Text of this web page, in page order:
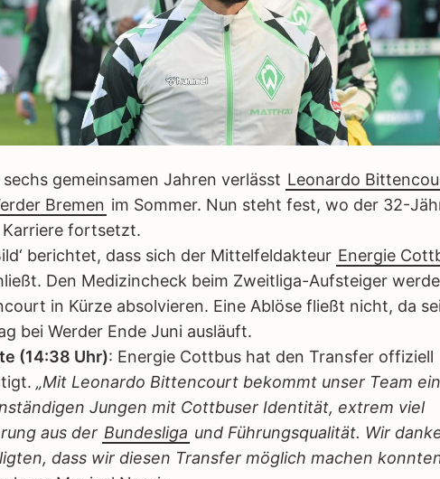
gemeinsamen Jahren verlässt Leonardo
Bremen im Sommer. Nun steht fest, wo der 32-
Karriere fortsetzt.
berichtet, dass sich der Mittelfeldakteur Energie
Den Medizincheck beim Zweitliga-Aufsteiger werde
in Kürze absolvieren. Eine Ablöse fließt nicht, da
bei Werder Ende Juni ausläuft.
(14:38 Uhr): Energie Cottbus hat den Transfer offiziell
„Mit Leonardo Bittencourt bekommt unser Team
Jungen mit Cottbuser Identität, extrem viel
aus der Bundesliga und Führungsqualität. Wir
dass wir diesen Transfer möglich machen